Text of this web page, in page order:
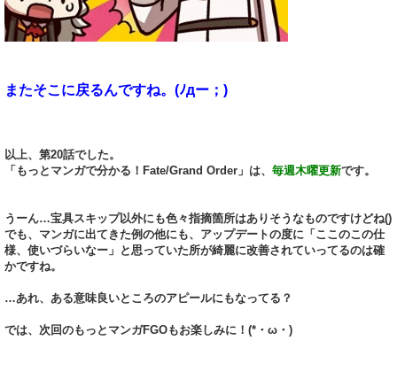
またそこに戻るんですね。(ﾉдー；)
以上、第20話でした。
「もっとマンガで分かる！Fate/Grand Order」は、 毎週木曜更新です。
うーん…宝具スキップ以外にも色々指摘箇所はありそうなものですけどね()
でも、マンガに出てきた例の他にも、アップデートの度に「ここのこの仕
様、使いづらいなー」と思っていた所が綺麗に改善されていってるのは確
かですね。
…あれ、ある意味良いところのアピールにもなってる？
では、次回のもっとマンガFGOもお楽しみに！(*・ω・)